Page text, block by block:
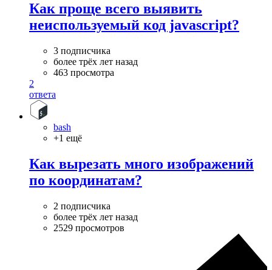
Как проще всего выявить
неиспользуемый код javascript?
3 подписчика
более трёх лет назад
463 просмотра
2
ответа
bash
+1 ещё
Как вырезать много изображений
по координатам?
2 подписчика
более трёх лет назад
2529 просмотров